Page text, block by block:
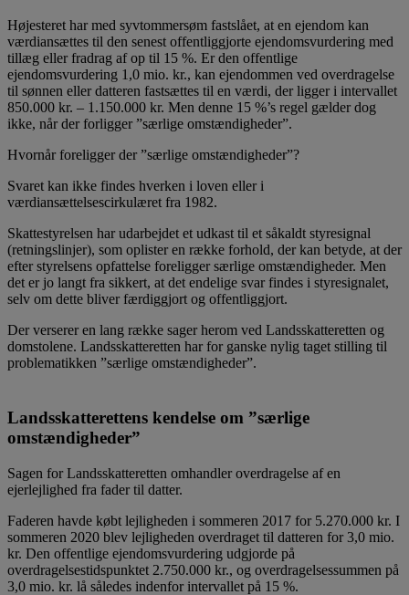
Højesteret har med syvtommersøm fastslået, at en ejendom kan
værdiansættes til den senest offentliggjorte ejendomsvurdering med
tillæg eller fradrag af op til 15 %. Er den offentlige
ejendomsvurdering 1,0 mio. kr., kan ejendommen ved overdragelse
til sønnen eller datteren fastsættes til en værdi, der ligger i intervallet
850.000 kr. – 1.150.000 kr. Men denne 15 %’s regel gælder dog
ikke, når der forligger ”særlige omstændigheder”.
Hvornår foreligger der ”særlige omstændigheder”?
Svaret kan ikke findes hverken i loven eller i
værdiansættelsescirkulæret fra 1982.
Skattestyrelsen har udarbejdet et udkast til et såkaldt styresignal
(retningslinjer), som oplister en række forhold, der kan betyde, at der
efter styrelsens opfattelse foreligger særlige omstændigheder. Men
det er jo langt fra sikkert, at det endelige svar findes i styresignalet,
selv om dette bliver færdiggjort og offentliggjort.
Der verserer en lang række sager herom ved Landsskatteretten og
domstolene. Landsskatteretten har for ganske nylig taget stilling til
problematikken ”særlige omstændigheder”.
Landsskatterettens kendelse om ”særlige
omstændigheder”
Sagen for Landsskatteretten omhandler overdragelse af en
ejerlejlighed fra fader til datter.
Faderen havde købt lejligheden i sommeren 2017 for 5.270.000 kr. I
sommeren 2020 blev lejligheden overdraget til datteren for 3,0 mio.
kr. Den offentlige ejendomsvurdering udgjorde på
overdragelsestidspunktet 2.750.000 kr., og overdragelsessummen på
3,0 mio. kr. lå således indenfor intervallet på 15 %.